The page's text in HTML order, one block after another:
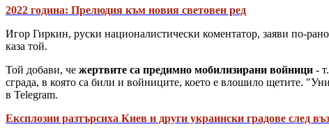
2022 година: Прелюдия към новия световен ред
Игор Гиркин, руски националистически коментатор, заяви по-
каза той.
Той добави, че жертвите са предимно мобилизирани войници -
сграда, в която са били и войниците, което е влошило щетите.
в Telegram.
Експлозии разтърсиха Киев и други украински градове след